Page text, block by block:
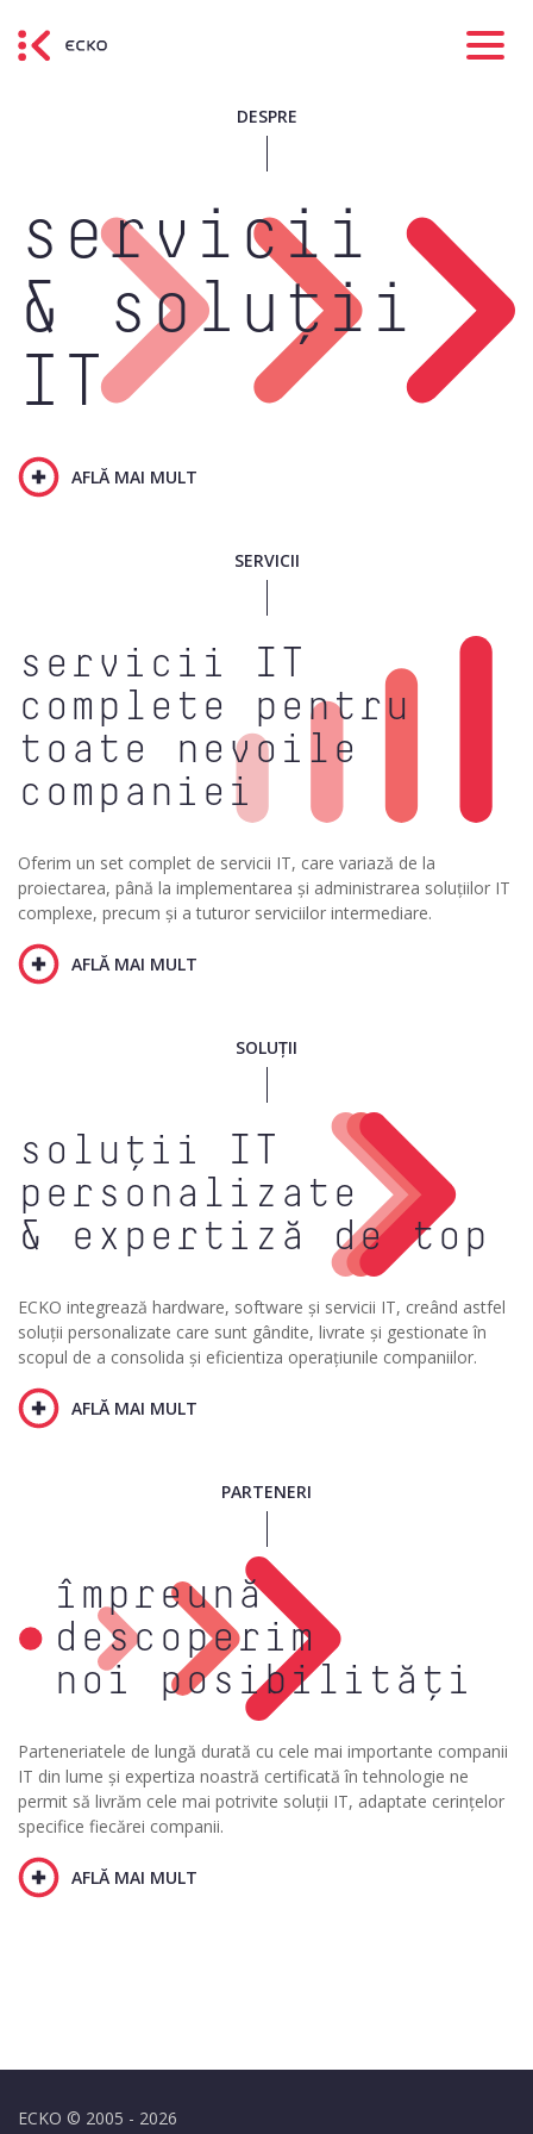
DESPRE
servicii
& soluții
IT
AFLĂ MAI MULT
SERVICII
servicii IT
complete pentru
toate nevoile
companiei
Oferim un set complet de servicii IT, care variază de la
proiectarea, până la implementarea și administrarea soluțiilor IT
complexe, precum și a tuturor serviciilor intermediare.
AFLĂ MAI MULT
SOLUȚII
soluții IT
personalizate
& expertiză de top
ECKO integrează hardware, software și servicii IT, creând astfel
soluții personalizate care sunt gândite, livrate și gestionate în
scopul de a consolida și eficientiza operațiunile companiilor.
AFLĂ MAI MULT
PARTENERI
împreună
descoperim
noi posibilități
Parteneriatele de lungă durată cu cele mai importante companii
IT din lume și expertiza noastră certificată în tehnologie ne
permit să livrăm cele mai potrivite soluții IT, adaptate cerințelor
specifice fiecărei companii.
AFLĂ MAI MULT
ECKO © 2005 - 2026